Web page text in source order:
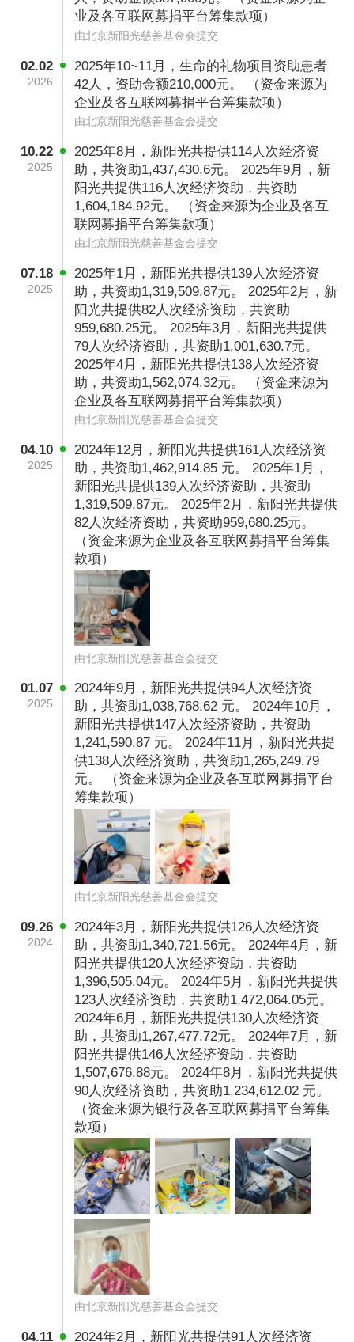
开具发票方式
基于人工成本、经费等因素的考虑，建议捐赠额
在100元以上或整年累计的方式开启票据，申请
时间为本年12月24日前申请。请按需申请，感谢
您的理解。 请根据个体情况选择一种申请票据：
1、新阳光服务邮箱地址
newsunshine@isun.org，并注明您的完整捐赠
信息：①交易单号、②注明“***”项目；③捐助金
额、④姓名、⑤捐赠票据抬头、⑥联系电话、⑦
地址、⑧附上“个人中心”中“我的捐款”记录的截
图。 2、捐赠票据将以电子版发送到您的邮箱。
3、捐赠票据一经开具，非我基金会原因将无法
重开，请仔细核对提供的票据信息。 欢迎添加微
博：@北京新阳光慈善基金会 ，了解基金会各个
项目活动最新进展； 如对捐款有任何疑问，欢迎
与我们联络 ：电话：010-88121028，电邮：
sunshine@isun.org。
业及各互联网募捐平台筹集款项）
由北京新阳光慈善基金会提交
02.02
2026
2025年10~11月，生命的礼物项目资助患者
42人，资助金额210,000元。 （资金来源为
企业及各互联网募捐平台筹集款项）
由北京新阳光慈善基金会提交
10.22
2025
2025年8月，新阳光共提供114人次经济资
助，共资助1,437,430.6元。 2025年9月，新
阳光共提供116人次经济资助，共资助
1,604,184.92元。 （资金来源为企业及各互
联网募捐平台筹集款项）
由北京新阳光慈善基金会提交
07.18
2025
2025年1月，新阳光共提供139人次经济资
助，共资助1,319,509.87元。 2025年2月，新
阳光共提供82人次经济资助，共资助
959,680.25元。 2025年3月，新阳光共提供
79人次经济资助，共资助1,001,630.7元。
2025年4月，新阳光共提供138人次经济资
助，共资助1,562,074.32元。 （资金来源为
企业及各互联网募捐平台筹集款项）
由北京新阳光慈善基金会提交
04.10
2025
2024年12月，新阳光共提供161人次经济资
助，共资助1,462,914.85 元。 2025年1月，
新阳光共提供139人次经济资助，共资助
1,319,509.87元。 2025年2月，新阳光共提供
82人次经济资助，共资助959,680.25元。
（资金来源为企业及各互联网募捐平台筹集
款项）
由北京新阳光慈善基金会提交
01.07
2025
2024年9月，新阳光共提供94人次经济资
助，共资助1,038,768.62 元。 2024年10月，
新阳光共提供147人次经济资助，共资助
1,241,590.87 元。 2024年11月，新阳光共提
供138人次经济资助，共资助1,265,249.79
元。 （资金来源为企业及各互联网募捐平台
筹集款项）
由北京新阳光慈善基金会提交
09.26
2024
2024年3月，新阳光共提供126人次经济资
助，共资助1,340,721.56元。 2024年4月，新
阳光共提供120人次经济资助，共资助
1,396,505.04元。 2024年5月，新阳光共提供
123人次经济资助，共资助1,472,064.05元。
2024年6月，新阳光共提供130人次经济资
助，共资助1,267,477.72元。 2024年7月，新
阳光共提供146人次经济资助，共资助
1,507,676.88元。 2024年8月，新阳光共提供
90人次经济资助，共资助1,234,612.02 元。
（资金来源为银行及各互联网募捐平台筹集
款项）
由北京新阳光慈善基金会提交
04.11
2024年2月，新阳光共提供91人次经济资